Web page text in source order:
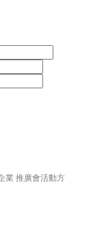
業 推廣會活動方